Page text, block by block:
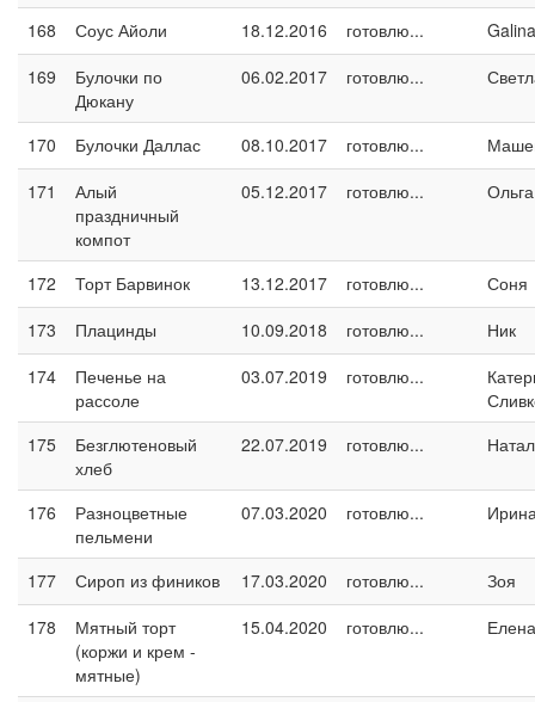
168
Соус Айоли 18.12.2016 готовлю...
169
Булочки по
Дюкану
06.02.2017 готовлю...
170 Булочки Даллас 08.10.2017 готовлю...
171
Алый
праздничный
компот
05.12.2017 готовлю...
172 Торт Барвинок 13.12.2017 готовлю...
Соня
173
Плацинды 10.09.2018 готовлю...
Ник
174
Печенье на
рассоле
03.07.2019 готовлю...
175
Безглютеновый
хлеб
22.07.2019 готовлю...
176
Разноцветные
пельмени
07.03.2020 готовлю...
177 Сироп из фиников 17.03.2020 готовлю...
Зоя
178
Мятный торт
(коржи и крем -
мятные)
15.04.2020 готовлю...